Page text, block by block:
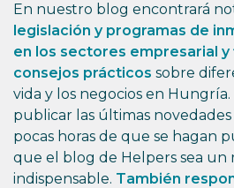
En nuestro blog encontrará
legislación y programas de
en los sectores empresarial y
consejos prácticos sobre
vida y los negocios en
publicar las últimas novedades
pocas horas de que se hagan
que el blog de Helpers sea un
indispensable. También